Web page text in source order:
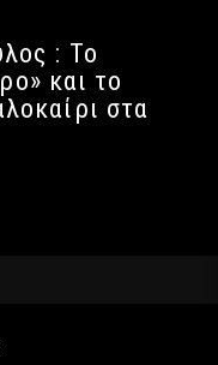
: Το
και το
στα